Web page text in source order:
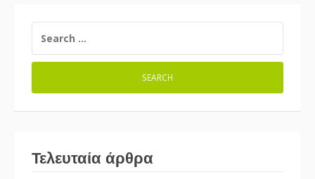
FOR:
Τελευταία άρθρα